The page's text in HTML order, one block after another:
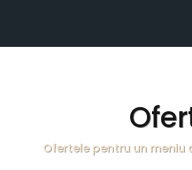
Ofertele pentru un